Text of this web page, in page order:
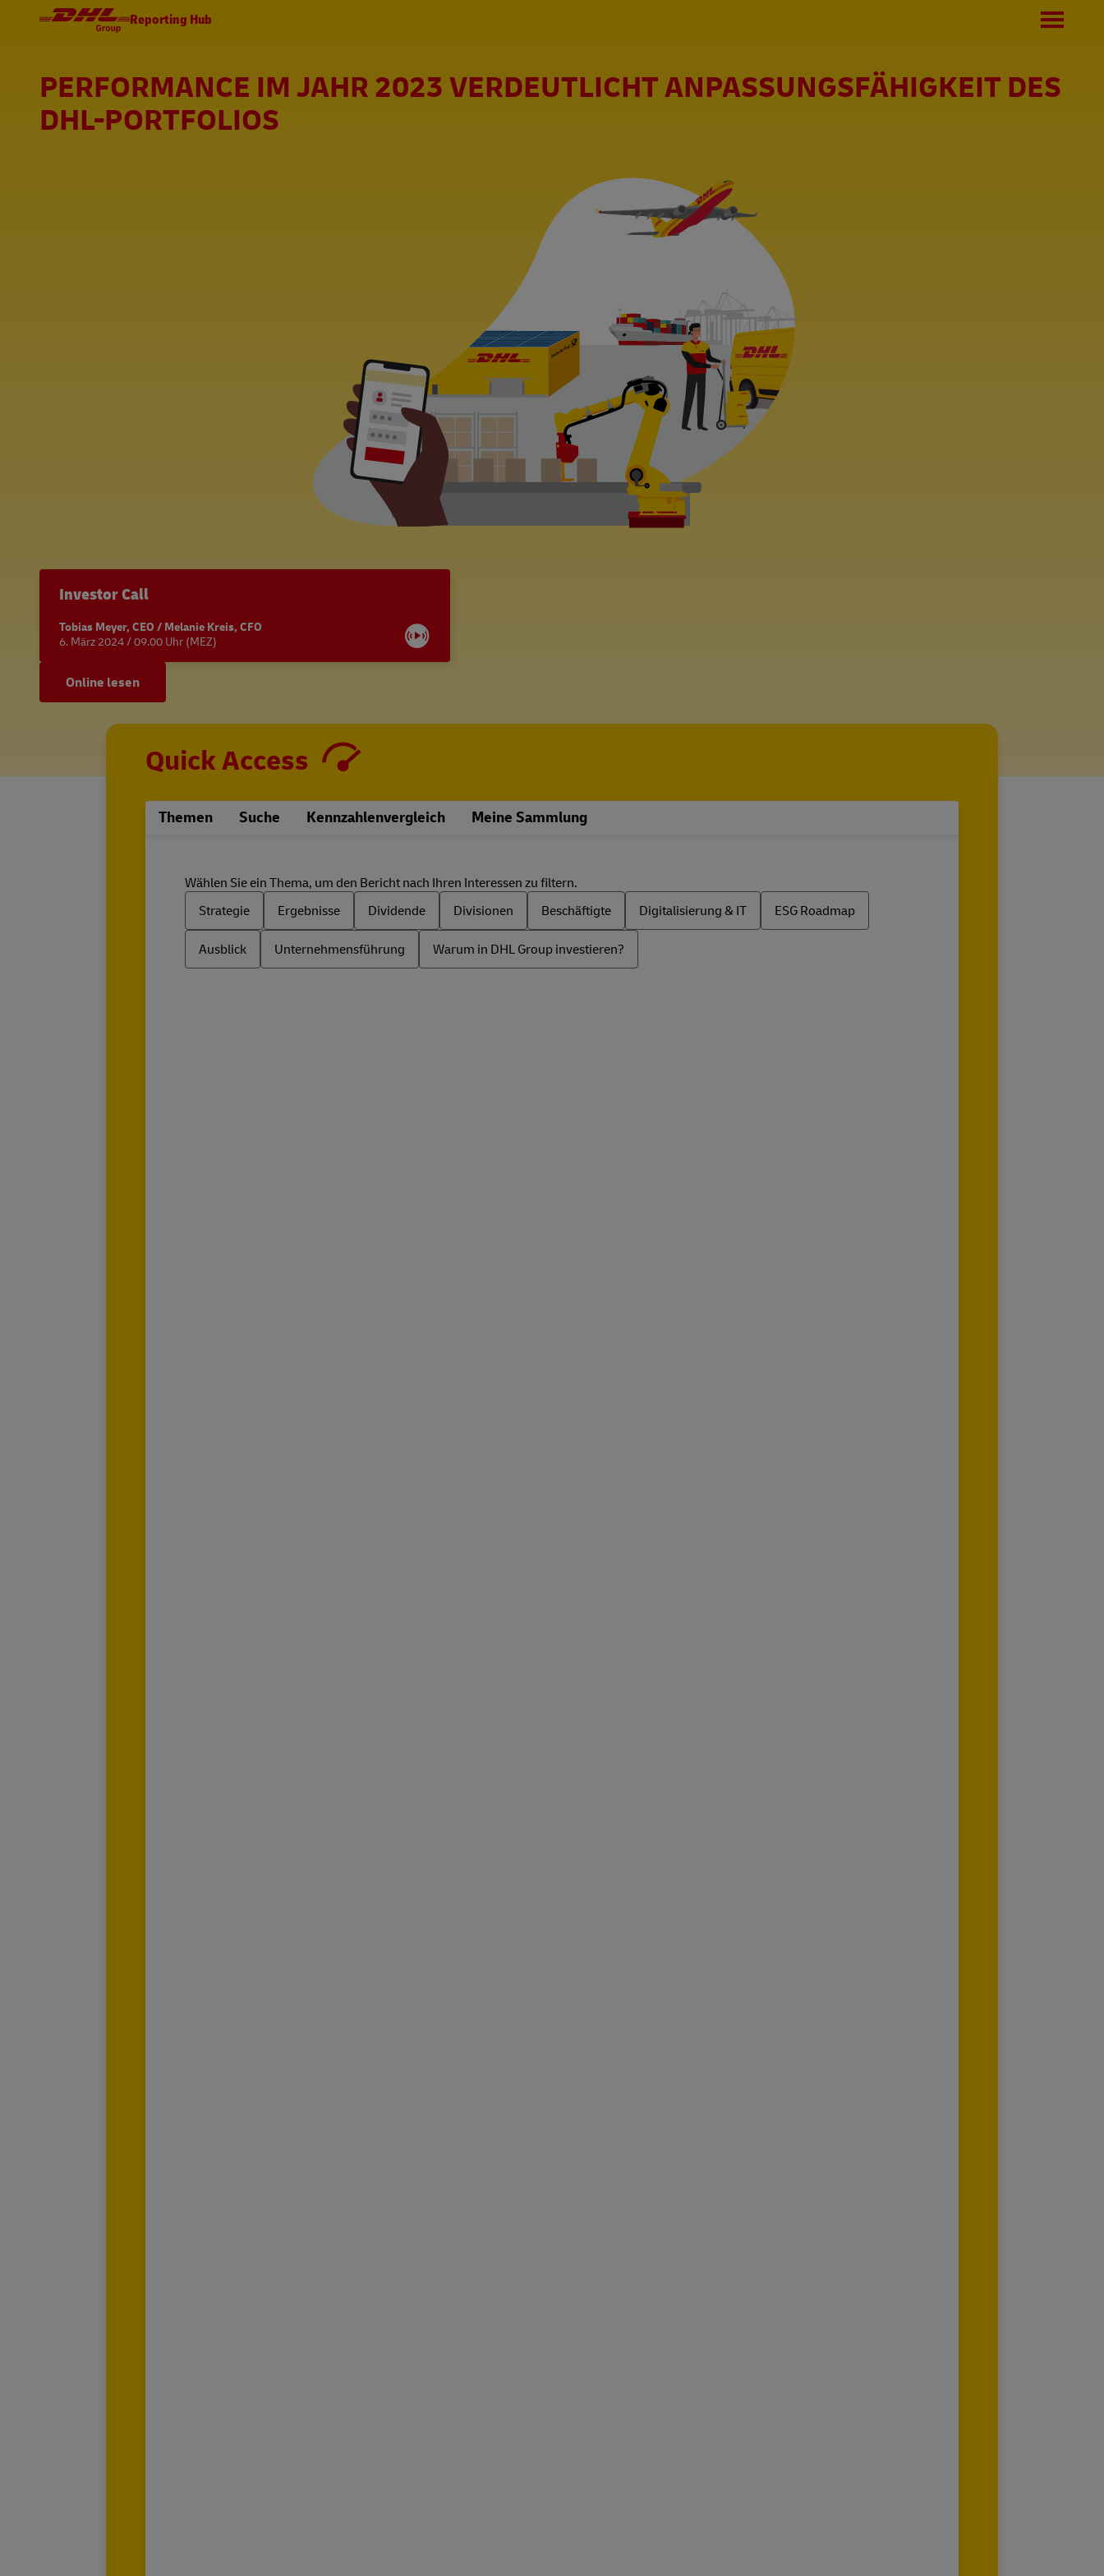
Reporting Hub
PERFORMANCE IM JAHR 2023 VERDEUTLICHT ANPASSUNGSFÄHIGKEIT DES
DHL-PORTFOLIOS
Investor Call
Tobias Meyer, CEO / Melanie Kreis, CFO
6. März 2024 / 09.00 Uhr (MEZ)
Online lesen
Quick Access
Themen Suche Kennzahlenvergleich Meine Sammlung
Wählen Sie ein Thema, um den Bericht nach Ihren Interessen zu filtern.
Strategie
Ergebnisse Dividende Divisionen Beschäftigte Digitalisierung & IT ESG Roadmap
Ausblick Unternehmensführung Warum in DHL Group investieren?